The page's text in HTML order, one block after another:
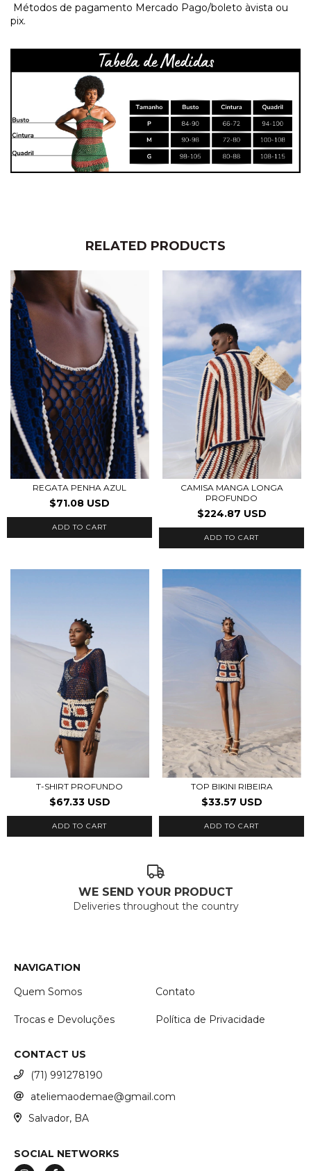
Métodos de pagamento Mercado Pago/boleto àvista ou
pix.
RELATED PRODUCTS
REGATA PENHA AZUL
$71.08 USD
ADD TO CART
CAMISA MANGA LONGA
PROFUNDO
$224.87 USD
ADD TO CART
T-SHIRT PROFUNDO
$67.33 USD
ADD TO CART
TOP BIKINI RIBEIRA
$33.57 USD
ADD TO CART
WE SEND YOUR PRODUCT
Deliveries throughout the country
NAVIGATION
Quem Somos
Contato
Trocas e Devoluções Política de Privacidade
CONTACT US
(71) 991278190
ateliemaodemae@gmail.com
Salvador, BA
SOCIAL NETWORKS